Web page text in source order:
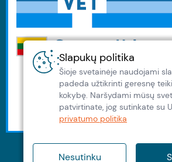
Slapukų politika
Šioje svetainėje naudojami
padeda užtikrinti geresnę
kokybę. Naršydami müsų
patvirtinate, jog sutinkate su
privatumo politika
Nesutinku